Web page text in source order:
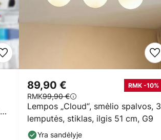
Lempos „Cloud“, smėlio spalvos, 3
lemputės, stiklas, ilgis 51 cm, G9
89,90 € RMK -10%
RMK99,90 €
Yra sandėlyje